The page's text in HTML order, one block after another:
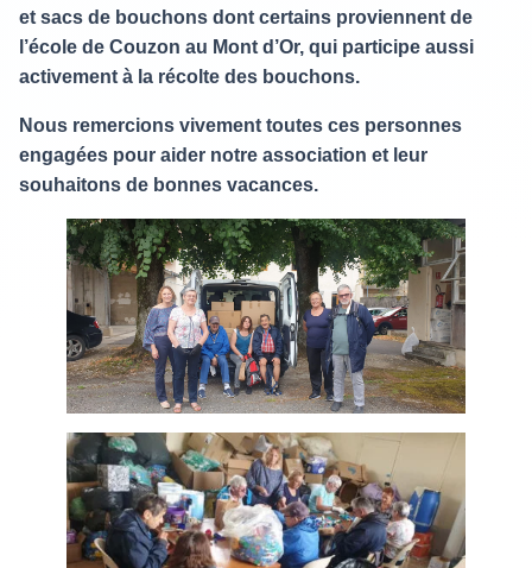
et sacs de bouchons dont certains proviennent de
l’école de Couzon au Mont d’Or, qui participe aussi
activement à la récolte des bouchons.
Nous remercions vivement toutes ces personnes
engagées pour aider notre association et leur
souhaitons de bonnes vacances.